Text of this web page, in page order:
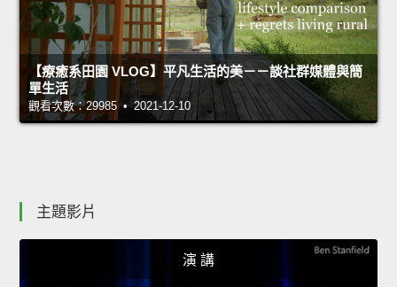
【療癒系田園 VLOG】平凡生活的美－－談社群媒體與簡
單生活
觀看次數：29985 • 2021-12-10
主題影片
演 講